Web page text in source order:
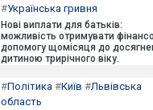
#Українська гривня
Нові виплати для батьків:
можливість отримувати
допомогу щомісяця до
дитиною трирічного віку.
#Політика #Київ #Львівська
область